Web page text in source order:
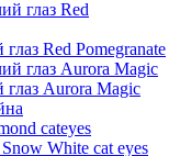
Red Pomegranate
глаз Aurora Magic
cateyes